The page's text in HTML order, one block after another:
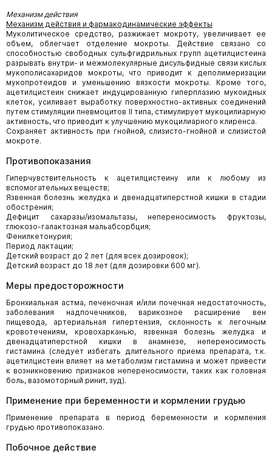
Механизм действия
Механизм действия и фармакодинамические эффекты
Муколитическое средство, разжижает мокроту, увеличивает ее
объем, облегчает отделение мокроты. Действие связано со
способностью свободных сульфгидрильных групп ацетилцистеина
разрывать внутри- и межмолекулярные дисульфидные связи кислых
мукополисахаридов мокроты, что приводит к деполимеризации
мукопротеидов и уменьшению вязкости мокроты. Кроме того,
ацетилцистеин снижает индуцированную гиперплазию мукоидных
клеток, усиливает выработку поверхностно-активных соединений
путем стимуляции пневмоцитов II типа, стимулирует мукоцилиарную
активность, что приводит к улучшению мукоцилиарного клиренса.
Сохраняет активность при гнойной, слизисто-гнойной и слизистой
мокроте.
Противопоказания
Гиперчувствительность к ацетилцистеину или к любому из
вспомогательных веществ;
Язвенная болезнь желудка и двенадцатиперстной кишки в стадии
обострения;
Дефицит сахаразы/изомальтазы, непереносимость фруктозы,
глюкозо-галактозная мальабсорбция;
Фенилкетонурия;
Период лактации;
Детский возраст до 2 лет (для всех дозировок);
Детский возраст до 18 лет (для дозировки 600 мг).
Меры предосторожности
Бронхиальная астма, печеночная и/или почечная недостаточность,
заболевания надпочечников, варикозное расширение вен
пищевода, артериальная гипертензия, склонность к легочным
кровотечениям, кровохарканью, язвенная болезнь желудка и
двенадцатиперстной кишки в анамнезе, непереносимость
гистамина (следует избегать длительного приема препарата, т.к.
ацетилцистеин влияет на метаболизм гистамина и может привести
к возникновению признаков непереносимости, таких как головная
боль, вазомоторный ринит, зуд).
Применение при беременности и кормлении грудью
Применение препарата в период беременности и кормления
грудью противопоказано.
Побочное действие